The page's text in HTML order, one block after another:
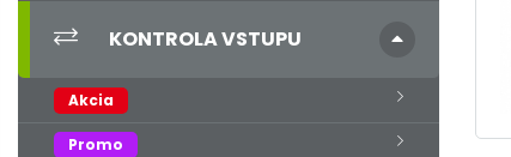
KONTROLA VSTUPU
Akcia
Promo